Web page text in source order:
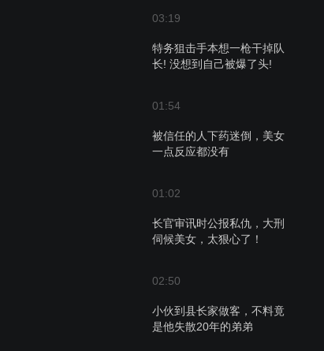
03:19
特务狙击手本想一枪干掉队
长! 没想到自己被爆了头!
01:54
被信任的人下药迷倒，美女
一点反应都没有
01:02
长官审讯时公报私仇，大刑
伺候美女，太狠心了！
02:50
小伙到县长家做客，不料竟
是他失散20年的弟弟